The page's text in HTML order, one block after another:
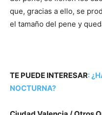
que, gracias a ello, se
el tamaño del pene y
TE PUEDE INTERESAR:
NOCTURNA?